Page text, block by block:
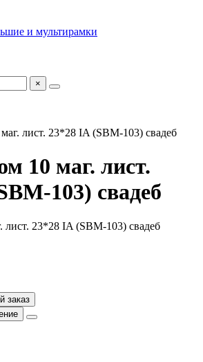
и мультирамки
×
лист. 23*28 IA (SBM-103) свадеб
10 маг. лист.
103) свадеб
заказ